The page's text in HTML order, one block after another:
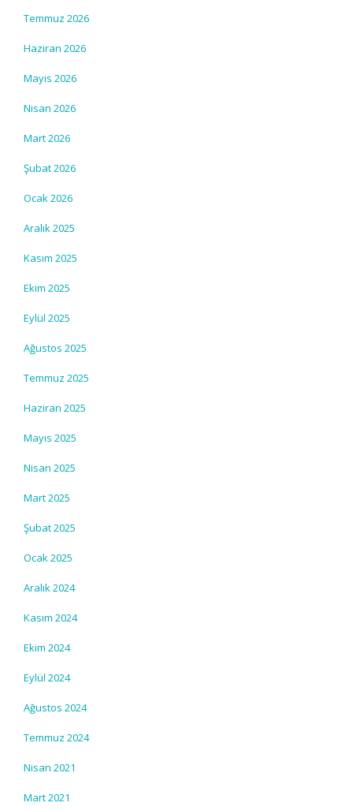
Temmuz 2026
Haziran 2026
Mayıs 2026
Nisan 2026
Mart 2026
Şubat 2026
Ocak 2026
Aralık 2025
Kasım 2025
Ekim 2025
Eylül 2025
Ağustos 2025
Temmuz 2025
Haziran 2025
Mayıs 2025
Nisan 2025
Mart 2025
Şubat 2025
Ocak 2025
Aralık 2024
Kasım 2024
Ekim 2024
Eylül 2024
Ağustos 2024
Temmuz 2024
Nisan 2021
Mart 2021